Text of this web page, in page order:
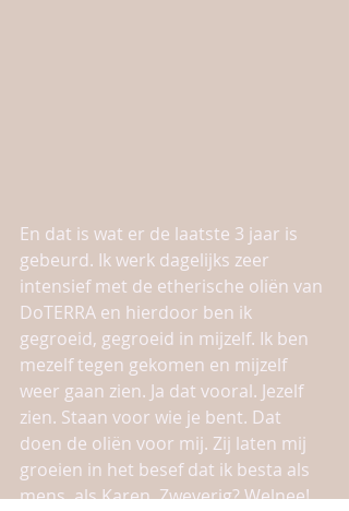
En dat is wat er de laatste 3 jaar is
gebeurd. Ik werk dagelijks zeer
intensief met de etherische oliën van
DoTERRA en hierdoor ben ik
gegroeid, gegroeid in mijzelf. Ik ben
mezelf tegen gekomen en mijzelf
weer gaan zien. Ja dat vooral. Jezelf
zien. Staan voor wie je bent. Dat
doen de oliën voor mij. Zij laten mij
groeien in het besef dat ik besta als
mens, als Karen. Zweverig? Welnee!